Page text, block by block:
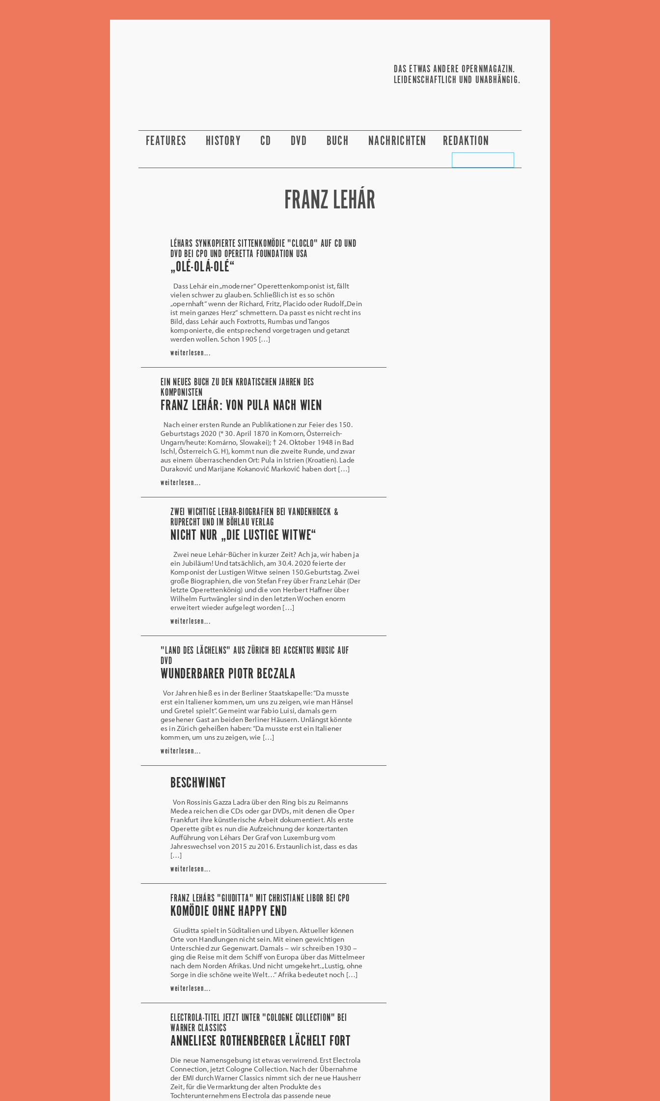
DAS ETWAS ANDERE OPERNMAGAZIN.
LEIDENSCHAFTLICH UND UNABHÄNGIG.
FEATURES HISTORY CD DVD BUCH NACHRICHTEN REDAKTION
FRANZ LEHÁR
LÉHARS SYNKOPIERTE SITTENKOMÖDIE "CLOCLO" AUF CD UND
DVD BEI CPO UND OPERETTA FOUNDATION USA
„OLÉ-OLÁ-OLÉ“
Dass Lehár ein „moderner“ Operettenkomponist ist, fällt
vielen schwer zu glauben. Schließlich ist es so schön
„opernhaft“ wenn der Richard, Fritz, Placido oder Rudolf „Dein
ist mein ganzes Herz“ schmettern. Da passt es nicht recht ins
Bild, dass Lehár auch Foxtrotts, Rumbas und Tangos
komponierte, die entsprechend vorgetragen und getanzt
werden wollen. Schon 1905 […]
weiterlesen...
EIN NEUES BUCH ZU DEN KROATISCHEN JAHREN DES
KOMPONISTEN
FRANZ LEHÁR: VON PULA NACH WIEN
Nach einer ersten Runde an Publikationen zur Feier des 150.
Geburtstags 2020 (* 30. April 1870 in Komorn, Österreich-
Ungarn/heute: Komárno, Slowakei); † 24. Oktober 1948 in Bad
Ischl, Österreich G. H), kommt nun die zweite Runde, und zwar
aus einem überraschenden Ort: Pula in Istrien (Kroatien). Lade
Duraković und Marijane Kokanović Marković haben dort […]
weiterlesen...
ZWEI WICHTIGE LEHAR-BIOGRAFIEN BEI VANDENHOECK &
RUPRECHT UND IM BÖHLAU VERLAG
NICHT NUR „DIE LUSTIGE WITWE“
Zwei neue Lehár-Bücher in kurzer Zeit? Ach ja, wir haben ja
ein Jubiläum! Und tatsächlich, am 30.4. 2020 feierte der
Komponist der Lustigen Witwe seinen 150.Geburtstag. Zwei
große Biographien, die von Stefan Frey über Franz Lehár (Der
letzte Operettenkönig) und die von Herbert Haffner über
Wilhelm Furtwängler sind in den letzten Wochen enorm
erweitert wieder aufgelegt worden […]
weiterlesen...
"LAND DES LÄCHELNS" AUS ZÜRICH BEI ACCENTUS MUSIC AUF
DVD
WUNDERBARER PIOTR BECZALA
Vor Jahren hieß es in der Berliner Staatskapelle: “Da musste
erst ein Italiener kommen, um uns zu zeigen, wie man Hänsel
und Gretel spielt“. Gemeint war Fabio Luisi, damals gern
gesehener Gast an beiden Berliner Häusern. Unlängst könnte
es in Zürich geheißen haben: “Da musste erst ein Italiener
kommen, um uns zu zeigen, wie […]
weiterlesen...
BESCHWINGT
Von Rossinis Gazza Ladra über den Ring bis zu Reimanns
Medea reichen die CDs oder gar DVDs, mit denen die Oper
Frankfurt ihre künstlerische Arbeit dokumentiert. Als erste
Operette gibt es nun die Aufzeichnung der konzertanten
Aufführung von Léhars Der Graf von Luxemburg vom
Jahreswechsel von 2015 zu 2016. Erstaunlich ist, dass es das
[…]
weiterlesen...
FRANZ LEHÁRS "GIUDITTA" MIT CHRISTIANE LIBOR BEI CPO
KOMÖDIE OHNE HAPPY END
Giuditta spielt in Süditalien und Libyen. Aktueller können
Orte von Handlungen nicht sein. Mit einen gewichtigen
Unterschied zur Gegenwart. Damals – wir schreiben 1930 –
ging die Reise mit dem Schiff von Europa über das Mittelmeer
nach dem Norden Afrikas. Und nicht umgekehrt. „Lustig, ohne
Sorge in die schöne weite Welt…“ Afrika bedeutet noch […]
weiterlesen...
ELECTROLA-TITEL JETZT UNTER "COLOGNE COLLECTION" BEI
WARNER CLASSICS
ANNELIESE ROTHENBERGER LÄCHELT FORT
Die neue Namensgebung ist etwas verwirrend. Erst Electrola
Connection, jetzt Cologne Collection. Nach der Übernahme
der EMI durch Warner Classics nimmt sich der neue Hausherr
Zeit, für die Vermarktung der alten Produkte des
Tochterunternehmens Electrola das passende neue